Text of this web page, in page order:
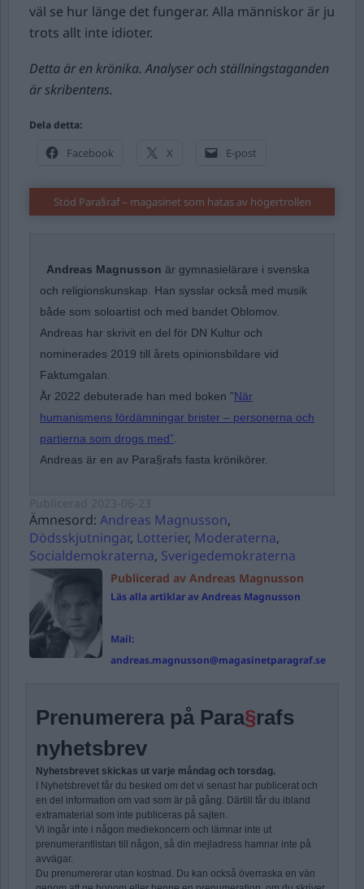
väl se hur länge det fungerar. Alla människor är ju
trots allt inte idioter.
Detta är en krönika. Analyser och ställningstaganden
är skribentens.
Dela detta:
Facebook X E-post
Stöd Para§raf – magasinet som hatas av högertrollen
Andreas Magnusson är gymnasielärare i svenska
och religionskunskap. Han sysslar också med musik
både som soloartist och med bandet Oblomov.
Andreas har skrivit en del för DN Kultur och
nominerades 2019 till årets opinionsbildare vid
Faktumgalan.
År 2022 debuterade han med boken ”När
humanismens fördämningar brister – personerna och
partierna som drogs med”
Andreas är en av Para§rafs fasta krönikörer.
Ämnesord: Andreas Magnusson,
Dödsskjutningar, Lotterier, Moderaterna,
Socialdemokraterna, Sverigedemokraterna
Publicerad av Andreas Magnusson
Läs alla artiklar av Andreas Magnusson
Mail:
andreas.magnusson@magasinetparagraf.se
Prenumerera på Para§rafs
nyhetsbrev
Nyhetsbrevet skickas ut varje måndag och torsdag.
I Nyhetsbrevet får du besked om det vi senast har publicerat och
en del information om vad som är på gång. Därtill får du ibland
extramaterial som inte publiceras på sajten.
Vi ingår inte i någon mediekoncern och lämnar inte ut
prenumerantlistan till någon, så din mejladress hamnar inte på
avvägar.
Du prenumererar utan kostnad. Du kan också överraska en vän